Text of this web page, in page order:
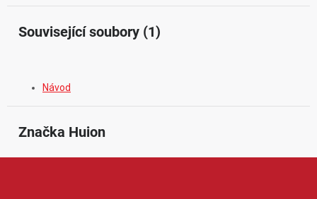
Související soubory (1)
Návod
Značka Huion